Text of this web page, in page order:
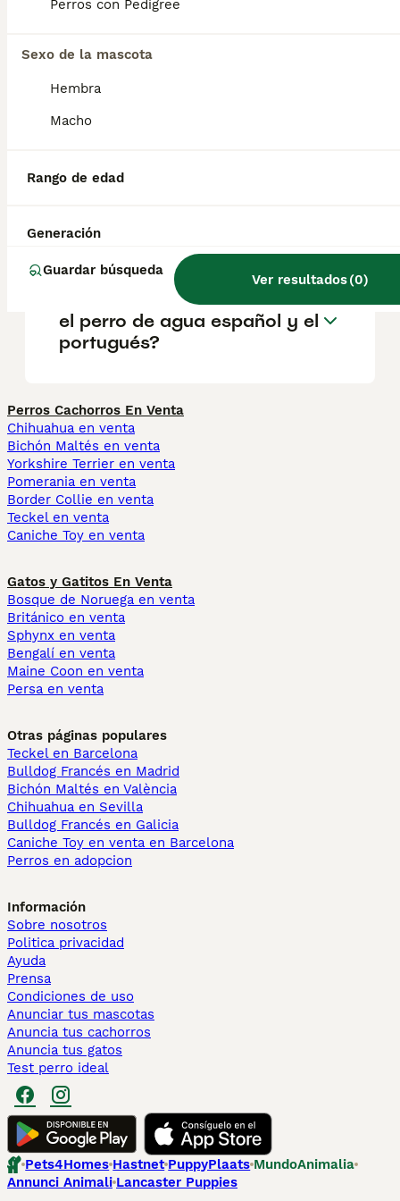
Perros con Pedigree
Sexo de la mascota
Hembra
Macho
Rango de edad
Generación
Guardar búsqueda
Ver resultados(0)
sus seres queridos.
¿Cuánto cuesta un perro de
ladra mucho?
¿Qué diferencias hay entre
el perro de agua español y el
portugués?
Perros Cachorros En Venta
Chihuahua en venta
Bichón Maltés en venta
Yorkshire Terrier en venta
Pomerania en venta
Border Collie en venta
Teckel en venta
Caniche Toy en venta
Gatos y Gatitos En Venta
Bosque de Noruega en venta
Británico en venta
Sphynx en venta
Bengalí en venta
Maine Coon en venta
Persa en venta
Otras páginas populares
Teckel en Barcelona
Bulldog Francés en Madrid
Bichón Maltés en València
Chihuahua en Sevilla
Bulldog Francés en Galicia
Caniche Toy en venta en Barcelona
Perros en adopcion
Información
Sobre nosotros
Politica privacidad
Ayuda
Prensa
Condiciones de uso
Anunciar tus mascotas
Anuncia tus cachorros
Anuncia tus gatos
Test perro ideal
Pets4Homes Hastnet PuppyPlaats MundoAnimalia
Annunci Animali Lancaster Puppies